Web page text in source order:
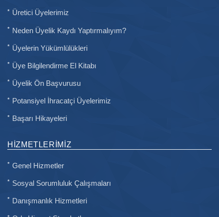
Üretici Üyelerimiz
Neden Üyelik Kaydı Yaptırmalıyım?
Üyelerin Yükümlülükleri
Üye Bilgilendirme El Kitabı
Üyelik Ön Başvurusu
Potansiyel İhracatçi Üyelerimiz
Başarı Hikayeleri
HIZMETLERIMIZ
Genel Hizmetler
Sosyal Sorumluluk Çalışmaları
Danışmanlık Hizmetleri